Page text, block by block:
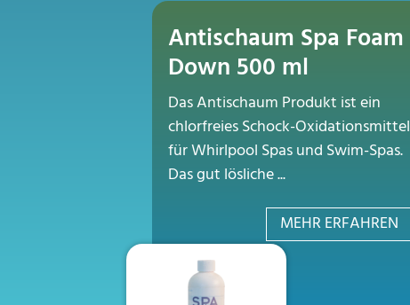
Antischaum Spa Foam
Down 500 ml
Das Antischaum Produkt ist ein
chlorfreies Schock-Oxidationsmittel
für Whirlpool Spas und Swim-Spas.
Das gut lösliche ...
MEHR ERFAHREN